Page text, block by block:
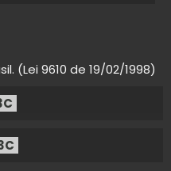
(Lei 9610 de 19/02/1998)